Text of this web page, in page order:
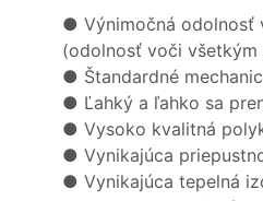
● Výnimočná odolnosť
(odolnosť voči
● Štandardné
● Ľahký a ľahko sa
● Vysoko kvalitná
● Vynikajúca
● Vynikajúca tepelná